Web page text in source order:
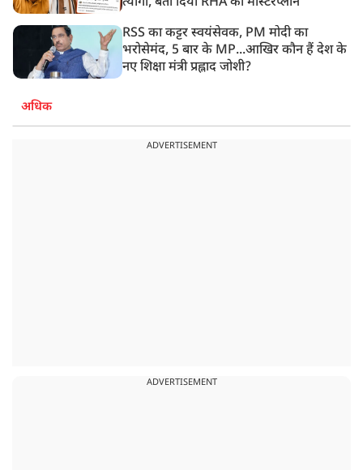
RSS का कट्टर स्वयंसेवक, PM मोदी का
भरोसेमंद, 5 बार के MP...आखिर कौन हैं देश के
नए शिक्षा मंत्री प्रह्लाद जोशी?
अधिक
ADVERTISEMENT
ADVERTISEMENT